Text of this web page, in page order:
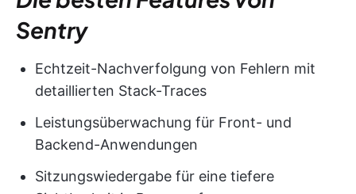
Sentry
Echtzeit-Nachverfolgung von Fehlern mit
detaillierten Stack-Traces
Leistungsüberwachung für Front- und
Backend-Anwendungen
Sitzungswiedergabe für eine tiefere